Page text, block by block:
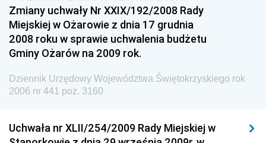
Konsumentów
Dziennik Urzędowy Ministra Pracy i Polityki
Społecznej
Dziennik Urzędowy Urzędu Lotnictwa Cywilnego
Dziennik Urzędowy Ministerstwa Hutnictwa i
Zmiany uchwały Nr XXIX/192/2008 Rady
Miejskiej w Ożarowie z dnia 17 grudnia
2008 roku w sprawie uchwalenia budżetu
Gminy Ożarów na 2009 rok.
Dziennik Urzędowy Województwa Świętokrzyskiego rok
2006 nr 441 poz. 3160
Uchwała nr XLII/254/2009 Rady Miejskiej w